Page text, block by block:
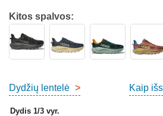
Kitos spalvos:
Dydžių lentelė > Kaip
Dydis 1/3 vyr.